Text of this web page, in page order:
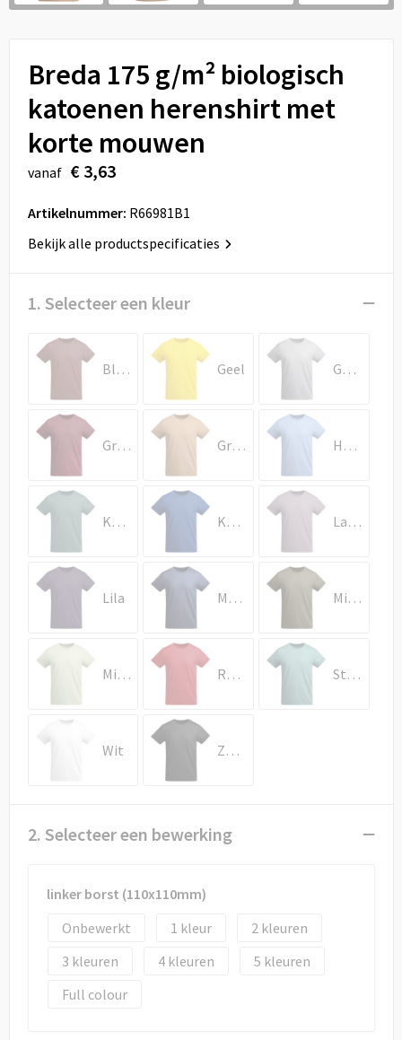
Sport
Vrije tijd en Strand
Feestartikelen
Aanstekers
Reistassen
Schoenentassen
Schoudertassen
Sporttassen
Reistassensets
Draagtassen
Papieren tassen
Strandtassen
Duffeltassen
Goodiebags
Breda 175 g/m² biologisch
katoenen herenshirt met
korte mouwen
vanaf € 3,63
Artikelnummer: R66981B1
Bekijk alle productspecificaties
1. Selecteer een kleur
Bleekrood Geel Gemêleerd grijs
Granaat Grieks oranje Hemelsblauw
Kalm blauw Koningsblauw Lavendel
Lila Marineblauw Militair groen
Mistgroen Rood Stoffig blauw
Wit Zwart
2. Selecteer een bewerking
linker borst (110x110mm)
Onbewerkt
1
2
3
4
5
Full colour